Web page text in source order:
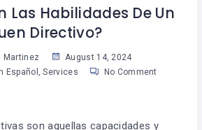
Las Habilidades De Un
Directivo?
Martinez
August 14, 2024
Español ,Services No Comment
son aquellas capacidades y